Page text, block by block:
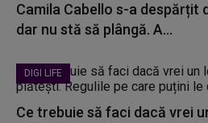
Camila Cabello s-a despărțit
dar nu stă să plângă. A...
DIGI LIFE
Ce trebuie să faci dacă vrei